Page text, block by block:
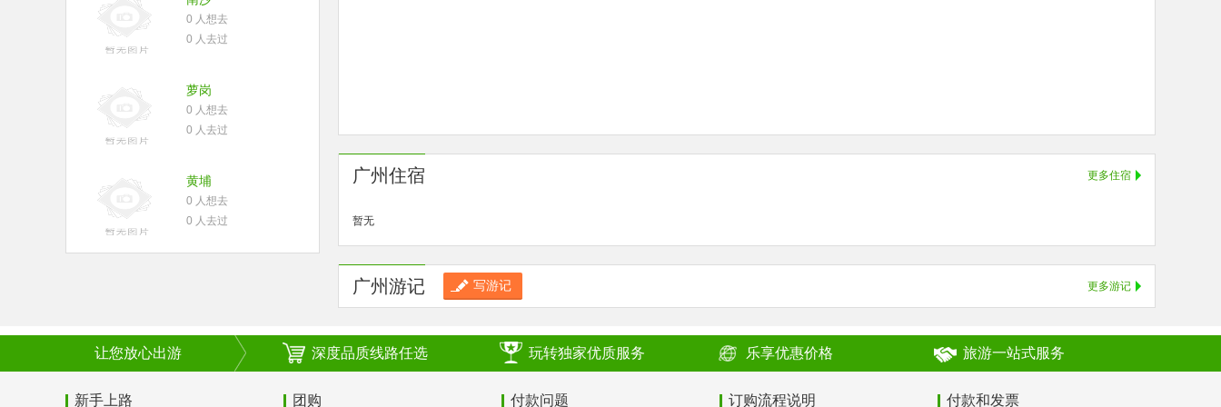
0 人想去
0 人去过
萝岗
0 人想去
0 人去过
黄埔
0 人想去
0 人去过
更多住宿
广州住宿
暂无
更多游记
广州游记 写游记
让您放心出游 深度品质线路任选 玩转独家优质服务 乐享优惠价格 旅游一站式服务
新手上路 团购 付款问题 订购流程说明 付款和发票